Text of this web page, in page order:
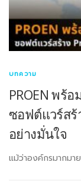
บทความ
PROEN พร้
ซอฟต์แวร์สร้
อย่างมั่นใจ
แม้ว่าองค์กรมากมา